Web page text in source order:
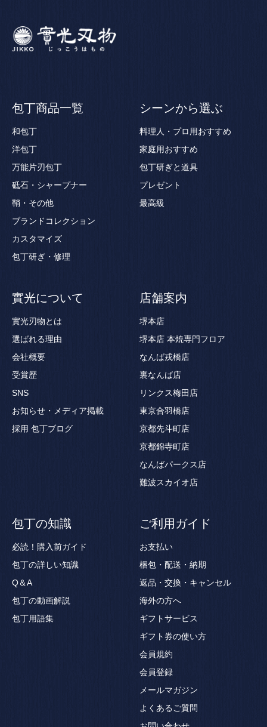
包丁商品一覧
和包丁
洋包丁
万能片刃包丁
砥石・シャープナー
鞘・その他
ブランドコレクション
カスタマイズ
包丁研ぎ・修理
シーンから選ぶ
料理人・プロ用おすすめ
家庭用おすすめ
包丁研ぎと道具
プレゼント
最高級
實光について
實光刃物とは
選ばれる理由
会社概要
受賞歴
SNS
お知らせ・メディア掲載
採用 包丁ブログ
店舗案内
堺本店
堺本店 本焼専門フロア
なんば戎橋店
裏なんば店
リンクス梅田店
東京合羽橋店
京都先斗町店
京都錦寺町店
なんばパークス店
難波スカイオ店
包丁の知識
必読！購入前ガイド
包丁の詳しい知識
Q＆A
包丁の動画解説
包丁用語集
ご利用ガイド
お支払い
梱包・配送・納期
返品・交換・キャンセル
海外の方へ
ギフトサービス
ギフト券の使い方
会員規約
会員登録
メールマガジン
よくあるご質問